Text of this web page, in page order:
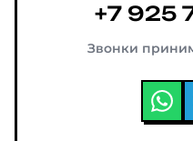
+7 925
Звонки